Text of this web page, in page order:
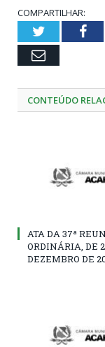
COMPARTILHAR:
Twitter
Email
CONTEÚDO
ATA DA 37ª
ORDINÁRIA, DE
DEZEMBRO DE